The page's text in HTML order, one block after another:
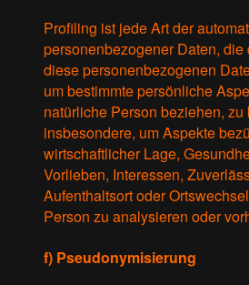
Profiling ist jede Art der
personenbezogener Daten, die
diese personenbezogenen
um bestimmte persönliche
natürliche Person beziehen, zu
insbesondere, um Aspekte
wirtschaftlicher Lage,
Vorlieben, Interessen,
Aufenthaltsort oder
Person zu analysieren oder
f) Pseudonymisierung